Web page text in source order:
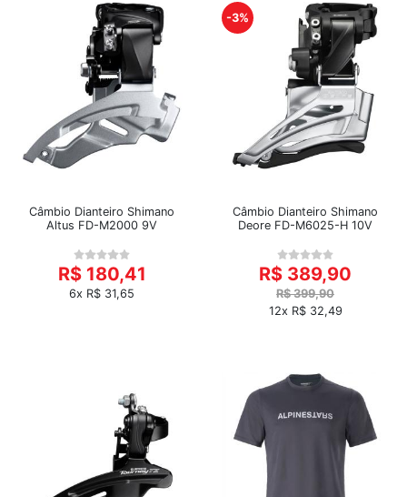
Câmbio Dianteiro Shimano
Altus FD-M2000 9V
R$ 180,41
6x R$ 31,65
-3%
Câmbio Dianteiro Shimano
Deore FD-M6025-H 10V
R$ 389,90
R$ 399,90
12x R$ 32,49